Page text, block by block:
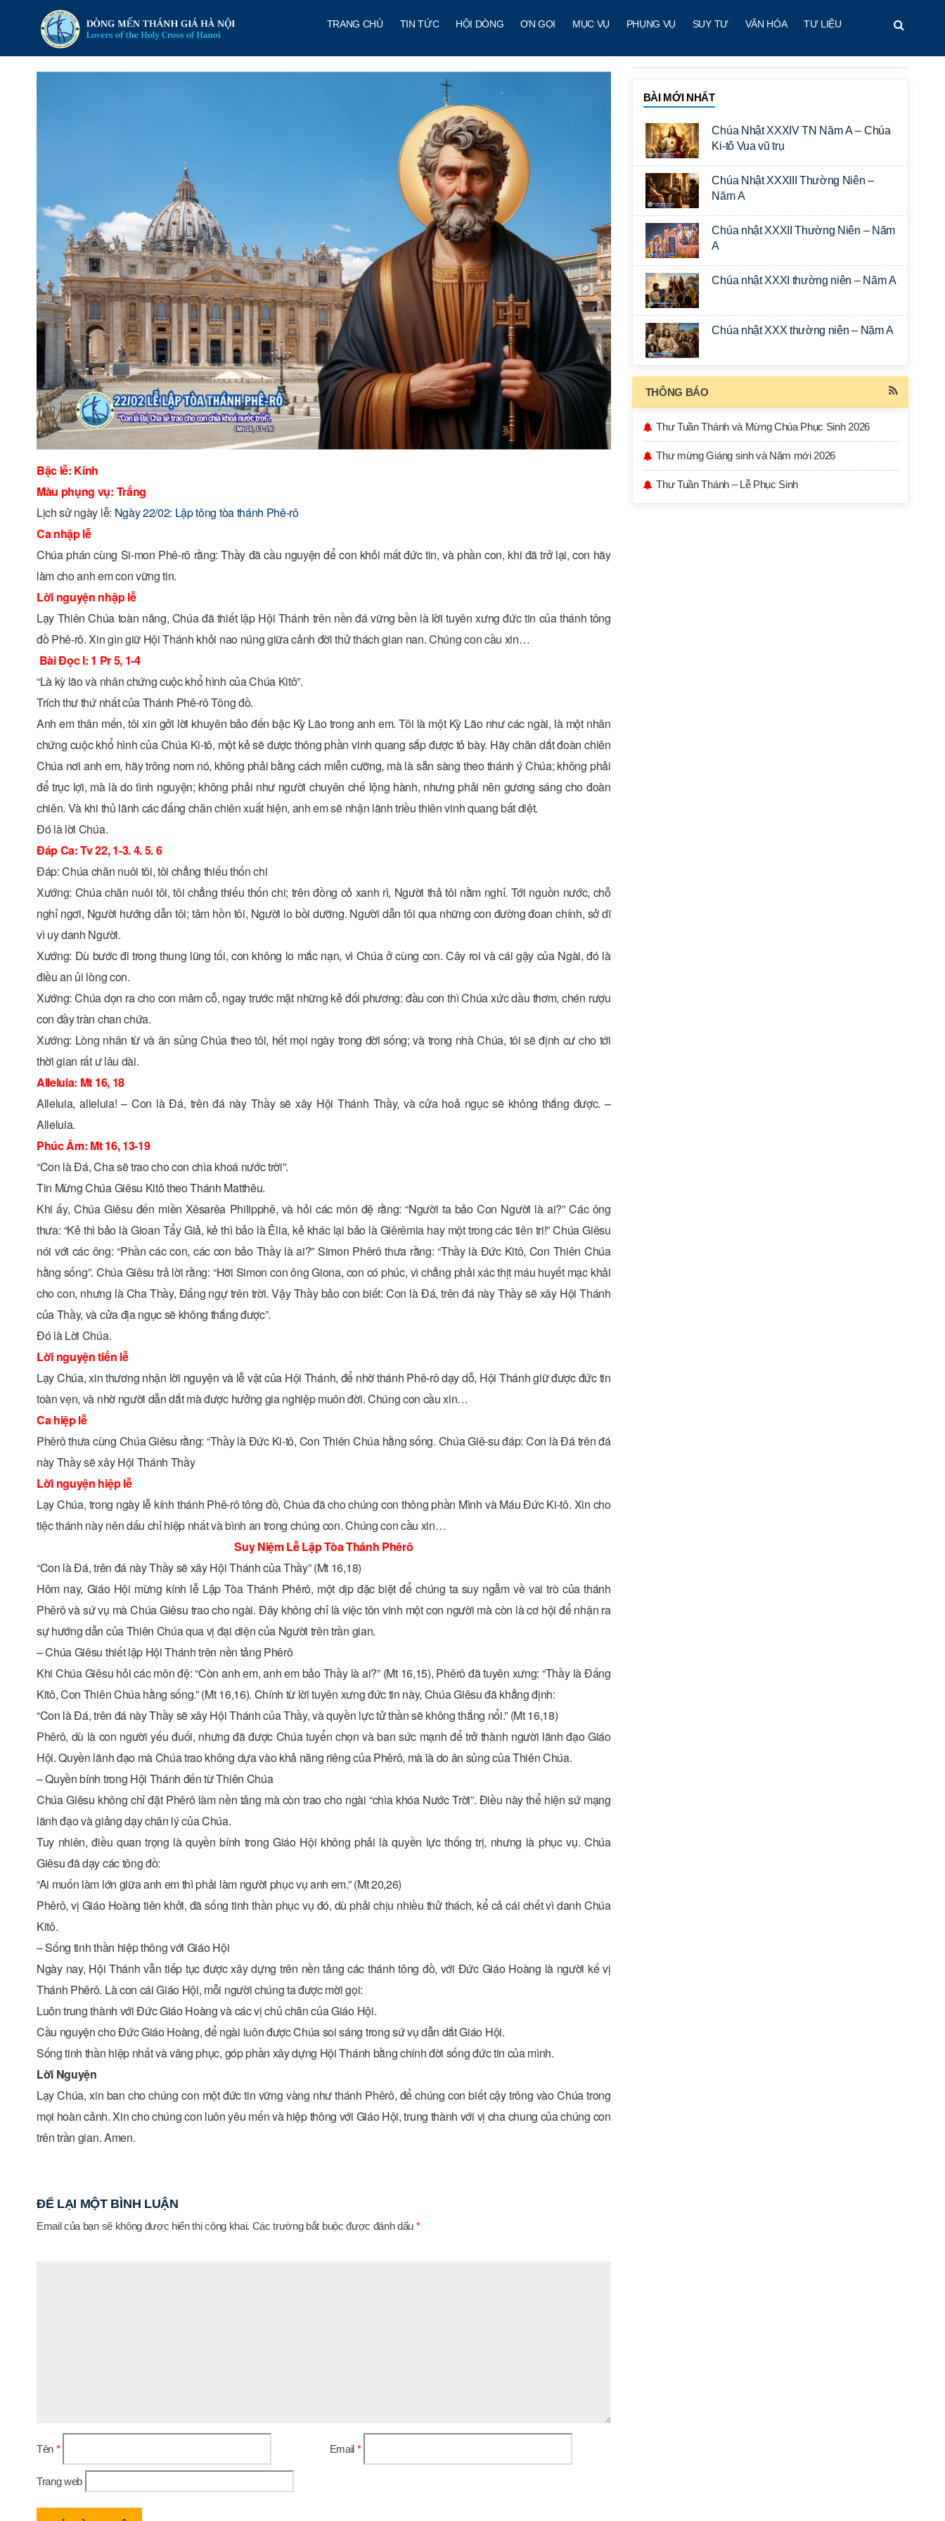
TRANG CHỦ TIN TỨC HỘI DÒNG ƠN GỌI MỤC VỤ PHỤNG VỤ SUY TƯ VĂN HÓA TƯ LIỆU
Bậc lễ: Kính
Màu phụng vụ: Trắng
Lịch sử ngày lễ: Ngày 22/02: Lập tông tòa thánh Phê-rô
Ca nhập lễ
Chúa phán cùng Si-mon Phê-rô rằng: Thầy đã cầu nguyện để con khỏi mất đức tin, và phần con, khi đã trở lại, con hãy
làm cho anh em con vững tin.
Lời nguyện nhập lễ
Lạy Thiên Chúa toàn năng, Chúa đã thiết lập Hội Thánh trên nền đá vững bền là lời tuyên xưng đức tin của thánh tông
đồ Phê-rô. Xin gìn giữ Hội Thánh khỏi nao núng giữa cảnh đời thử thách gian nan. Chúng con cầu xin…
Bài Ðọc I: 1 Pr 5, 1-4
“Là kỳ lão và nhân chứng cuộc khổ hình của Chúa Kitô”.
Trích thư thứ nhất của Thánh Phê-rô Tông đồ.
Anh em thân mến, tôi xin gởi lời khuyên bảo đến bậc Kỳ Lão trong anh em. Tôi là một Kỳ Lão như các ngài, là một nhân
chứng cuộc khổ hình của Chúa Ki-tô, một kẻ sẽ được thông phần vinh quang sắp được tỏ bày. Hãy chăn dắt đoàn chiên
Chúa nơi anh em, hãy trông nom nó, không phải bằng cách miễn cưỡng, mà là sẵn sàng theo thánh ý Chúa; không phải
để trục lợi, mà là do tình nguyện; không phải như người chuyên chế lộng hành, nhưng phải nên gương sáng cho đoàn
chiên. Và khi thủ lãnh các đấng chăn chiên xuất hiện, anh em sẽ nhận lãnh triều thiên vinh quang bất diệt.
Ðó là lời Chúa.
Ðáp Ca: Tv 22, 1-3. 4. 5. 6
Ðáp: Chúa chăn nuôi tôi, tôi chẳng thiếu thốn chi
Xướng: Chúa chăn nuôi tôi, tôi chẳng thiếu thốn chi; trên đồng cỏ xanh rì, Người thả tôi nằm nghỉ. Tới nguồn nước, chỗ
nghỉ ngơi, Người hướng dẫn tôi; tâm hồn tôi, Người lo bồi dưỡng. Người dẫn tôi qua những con đường đoan chính, sở dĩ
vì uy danh Người.
Xướng: Dù bước đi trong thung lũng tối, con không lo mắc nạn, vì Chúa ở cùng con. Cây roi và cái gậy của Ngài, đó là
điều an ủi lòng con.
Xướng: Chúa dọn ra cho con mâm cỗ, ngay trước mặt những kẻ đối phương: đầu con thì Chúa xức dầu thơm, chén rượu
con đầy tràn chan chứa.
Xướng: Lòng nhân từ và ân sủng Chúa theo tôi, hết mọi ngày trong đời sống; và trong nhà Chúa, tôi sẽ định cư cho tới
thời gian rất ư lâu dài.
Alleluia: Mt 16, 18
Alleluia, alleluia! – Con là Ðá, trên đá này Thầy sẽ xây Hội Thánh Thầy, và cửa hoả ngục sẽ không thắng được. –
Alleluia.
Phúc Âm: Mt 16, 13-19
“Con là Ðá, Cha sẽ trao cho con chìa khoá nước trời”.
Tin Mừng Chúa Giêsu Kitô theo Thánh Matthêu.
Khi ấy, Chúa Giêsu đến miền Xêsarêa Philipphê, và hỏi các môn đệ rằng: “Người ta bảo Con Người là ai?” Các ông
thưa: “Kẻ thì bảo là Gioan Tẩy Giả, kẻ thì bảo là Êlia, kẻ khác lại bảo là Giêrêmia hay một trong các tiên tri!” Chúa Giêsu
nói với các ông: “Phần các con, các con bảo Thầy là ai?” Simon Phêrô thưa rằng: “Thầy là Ðức Kitô, Con Thiên Chúa
hằng sống”. Chúa Giêsu trả lời rằng: “Hỡi Simon con ông Giona, con có phúc, vì chẳng phải xác thịt máu huyết mạc khải
cho con, nhưng là Cha Thầy, Ðấng ngự trên trời. Vậy Thầy bảo con biết: Con là Ðá, trên đá này Thầy sẽ xây Hội Thánh
của Thầy, và cửa địa ngục sẽ không thắng được”.
Đó là Lời Chúa.
Lời nguyện tiến lễ
Lạy Chúa, xin thương nhận lời nguyện và lễ vật của Hội Thánh, để nhờ thánh Phê-rô dạy dỗ, Hội Thánh giữ được đức tin
toàn vẹn, và nhờ người dẫn dắt mà được hưởng gia nghiệp muôn đời. Chúng con cầu xin…
Ca hiệp lễ
Phêrô thưa cùng Chúa Giêsu rằng: “Thầy là Đức Ki-tô, Con Thiên Chúa hằng sống. Chúa Giê-su đáp: Con là Đá trên đá
này Thầy sẽ xây Hội Thánh Thầy
Lời nguyện hiệp lễ
Lạy Chúa, trong ngày lễ kính thánh Phê-rô tông đồ, Chúa đã cho chúng con thông phần Mình và Máu Ðức Ki-tô. Xin cho
tiệc thánh này nên dấu chỉ hiệp nhất và bình an trong chúng con. Chúng con cầu xin…
Suy Niệm Lễ Lập Tòa Thánh Phêrô
“Con là Đá, trên đá này Thầy sẽ xây Hội Thánh của Thầy” (Mt 16,18)
Hôm nay, Giáo Hội mừng kính lễ Lập Tòa Thánh Phêrô, một dịp đặc biệt để chúng ta suy ngẫm về vai trò của thánh
Phêrô và sứ vụ mà Chúa Giêsu trao cho ngài. Đây không chỉ là việc tôn vinh một con người mà còn là cơ hội để nhận ra
sự hướng dẫn của Thiên Chúa qua vị đại diện của Người trên trần gian.
– Chúa Giêsu thiết lập Hội Thánh trên nền tảng Phêrô
Khi Chúa Giêsu hỏi các môn đệ: “Còn anh em, anh em bảo Thầy là ai?” (Mt 16,15), Phêrô đã tuyên xưng: “Thầy là Đấng
Kitô, Con Thiên Chúa hằng sống.” (Mt 16,16). Chính từ lời tuyên xưng đức tin này, Chúa Giêsu đã khẳng định:
“Con là Đá, trên đá này Thầy sẽ xây Hội Thánh của Thầy, và quyền lực tử thần sẽ không thắng nổi.” (Mt 16,18)
Phêrô, dù là con người yếu đuối, nhưng đã được Chúa tuyển chọn và ban sức mạnh để trở thành người lãnh đạo Giáo
Hội. Quyền lãnh đạo mà Chúa trao không dựa vào khả năng riêng của Phêrô, mà là do ân sủng của Thiên Chúa.
– Quyền bính trong Hội Thánh đến từ Thiên Chúa
Chúa Giêsu không chỉ đặt Phêrô làm nền tảng mà còn trao cho ngài “chìa khóa Nước Trời”. Điều này thể hiện sứ mạng
lãnh đạo và giảng dạy chân lý của Chúa.
Tuy nhiên, điều quan trọng là quyền bính trong Giáo Hội không phải là quyền lực thống trị, nhưng là phục vụ. Chúa
Giêsu đã dạy các tông đồ:
“Ai muốn làm lớn giữa anh em thì phải làm người phục vụ anh em.” (Mt 20,26)
Phêrô, vị Giáo Hoàng tiên khởi, đã sống tinh thần phục vụ đó, dù phải chịu nhiều thử thách, kể cả cái chết vì danh Chúa
Kitô.
– Sống tinh thần hiệp thông với Giáo Hội
Ngày nay, Hội Thánh vẫn tiếp tục được xây dựng trên nền tảng các thánh tông đồ, với Đức Giáo Hoàng là người kế vị
Thánh Phêrô. Là con cái Giáo Hội, mỗi người chúng ta được mời gọi:
Luôn trung thành với Đức Giáo Hoàng và các vị chủ chăn của Giáo Hội.
Cầu nguyện cho Đức Giáo Hoàng, để ngài luôn được Chúa soi sáng trong sứ vụ dẫn dắt Giáo Hội.
Sống tinh thần hiệp nhất và vâng phục, góp phần xây dựng Hội Thánh bằng chính đời sống đức tin của mình.
Lời Nguyện
Lạy Chúa, xin ban cho chúng con một đức tin vững vàng như thánh Phêrô, để chúng con biết cậy trông vào Chúa trong
mọi hoàn cảnh. Xin cho chúng con luôn yêu mến và hiệp thông với Giáo Hội, trung thành với vị cha chung của chúng con
trên trần gian. Amen.
ĐỂ LẠI MỘT BÌNH LUẬN
Email của bạn sẽ không được hiển thị công khai. Các trường bắt buộc được đánh dấu *
Tên * Email *
Trang web
BÀI MỚI NHẤT
Chúa Nhật XXXIV TN Năm A – Chúa
Ki-tô Vua vũ trụ
Chúa Nhật XXXIII Thường Niên –
Năm A
Chúa nhật XXXII Thường Niên – Năm
A
Chúa nhật XXXI thường niên – Năm A
Chúa nhật XXX thường niên – Năm A
THÔNG BÁO
Thư Tuần Thánh và Mừng Chúa Phục Sinh 2026
Thư mừng Giáng sinh và Năm mới 2026
Thư Tuần Thánh – Lễ Phục Sinh